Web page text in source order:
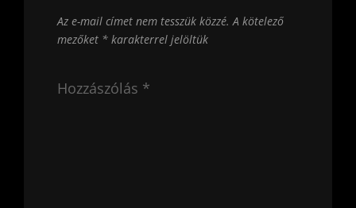
Az e-mail címet nem tesszük közzé. A kötelező
mezőket * karakterrel jelöltük
Hozzászólás *